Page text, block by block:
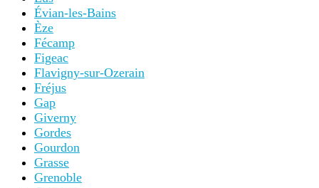
Évian-les-Bains
Èze
Fécamp
Figeac
Flavigny-sur-Ozerain
Fréjus
Gap
Giverny
Gordes
Gourdon
Grasse
Grenoble